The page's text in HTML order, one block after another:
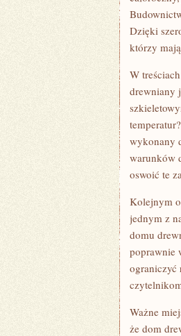
Dzięki
którzy
W
drewniany
wykonany
warunków
oswoić te
Kolejnym
jednym z
domu
poprawnie
ograniczyć
Ważne
że dom